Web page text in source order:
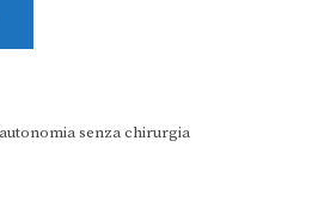
senza chirurgia